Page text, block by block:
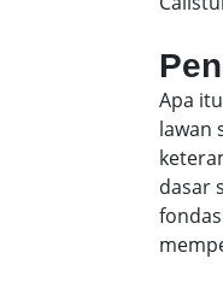
Apa
lawan
dasar